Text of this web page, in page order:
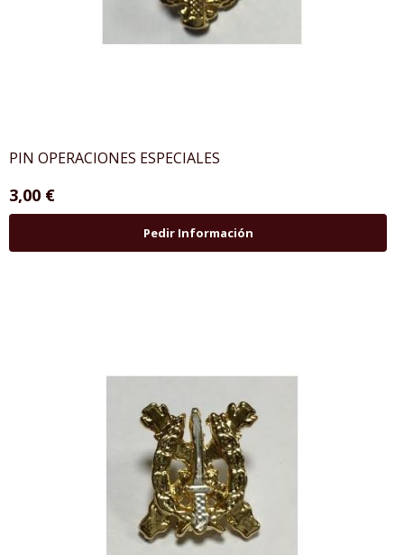
PIN OPERACIONES ESPECIALES
3,00 €
Pedir Información